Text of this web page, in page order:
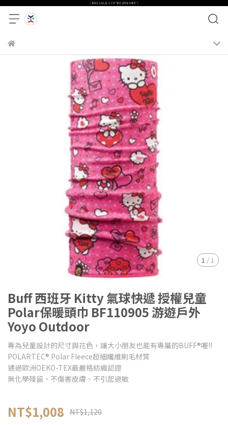
1 /1
Buff 西班牙 Kitty 氣球快遞 授權兒童
Polar保暖頭巾 BF110905 游遊戶外
Yoyo Outdoor
專為兒童設計的尺寸與花色，讓大小朋友也能有專屬的BUFF®喔!!
POLARTEC® Polar Fleece超細纖維刷毛材質
通過歐洲OEKO-TEX最嚴格紡織認證
無化學殘留、不傷害皮膚、不引起過敏
NT$1,008 NT$1,120